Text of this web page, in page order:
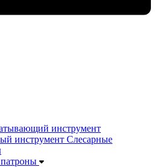
инструмент
инструмент Слесарные